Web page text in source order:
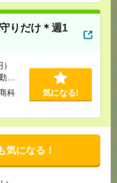
りだけ＊週1
）
務
科
気になる!
気になる！
前
などスマホの
/
気になる！